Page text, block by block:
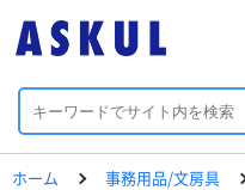
ホーム 事務用品/文房具